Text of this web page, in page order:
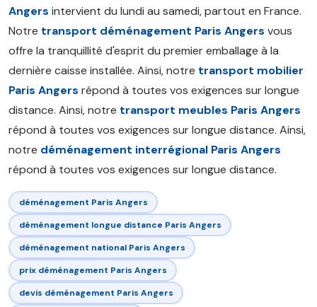
Angers intervient du lundi au samedi, partout en France.
Notre transport déménagement Paris Angers vous
offre la tranquillité d'esprit du premier emballage à la
dernière caisse installée. Ainsi, notre transport mobilier
Paris Angers répond à toutes vos exigences sur longue
distance. Ainsi, notre transport meubles Paris Angers
répond à toutes vos exigences sur longue distance. Ainsi,
notre déménagement interrégional Paris Angers
répond à toutes vos exigences sur longue distance.
déménagement Paris Angers
déménagement longue distance Paris Angers
déménagement national Paris Angers
prix déménagement Paris Angers
devis déménagement Paris Angers